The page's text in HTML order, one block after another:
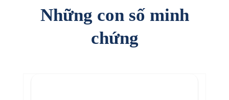
Những con số minh
chứng